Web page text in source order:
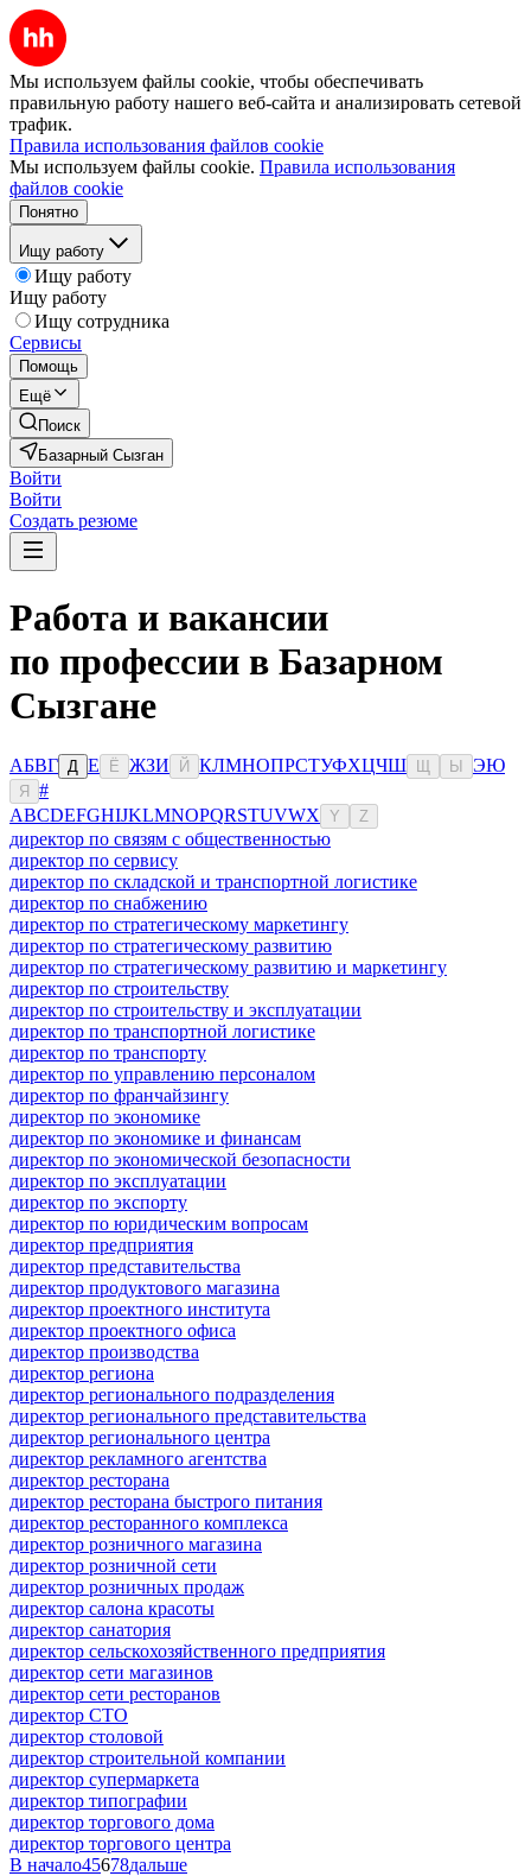
Мы используем файлы cookie, чтобы обеспечивать
правильную работу нашего веб-сайта и анализировать сетевой
трафик.
Правила использования файлов cookie
Мы используем файлы cookie. Правила использования
файлов cookie
Понятно
Ищу работу
Ищу работу
Ищу работу
Ищу сотрудника
Сервисы
Помощь
Ещё
Поиск
Базарный Сызган
Войти
Войти
Создать резюме
Работа и вакансии
по профессии в Базарном
Сызгане
АБВГ Д Е Ё ЖЗИ Й КЛМНОПРСТУФХЦЧШ Ы ЭЮ
Я
#
ABCDEFGHIJKLMNOPQRSTUVWX Y Z
директор по связям с общественностью
директор по сервису
директор по складской и транспортной логистике
директор по снабжению
директор по стратегическому маркетингу
директор по стратегическому развитию
директор по стратегическому развитию и маркетингу
директор по строительству
директор по строительству и эксплуатации
директор по транспортной логистике
директор по транспорту
директор по управлению персоналом
директор по франчайзингу
директор по экономике
директор по экономике и финансам
директор по экономической безопасности
директор по эксплуатации
директор по экспорту
директор по юридическим вопросам
директор предприятия
директор представительства
директор продуктового магазина
директор проектного института
директор проектного офиса
директор производства
директор региона
директор регионального подразделения
директор регионального представительства
директор регионального центра
директор рекламного агентства
директор ресторана
директор ресторана быстрого питания
директор ресторанного комплекса
директор розничного магазина
директор розничной сети
директор розничных продаж
директор салона красоты
директор санатория
директор сельскохозяйственного предприятия
директор сети магазинов
директор сети ресторанов
директор СТО
директор столовой
директор строительной компании
директор супермаркета
директор типографии
директор торгового дома
директор торгового центра
В начало45678дальше